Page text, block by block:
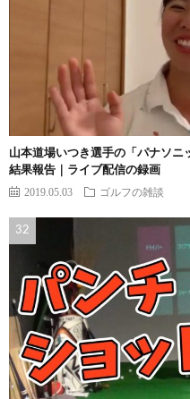
山本道場いつき選手の「パナソ
結果報告｜ライブ配信の録画
2019.05.03 ゴルフの雑談